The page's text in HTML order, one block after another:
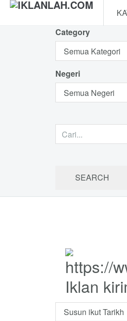
Category
Negeri
Iklan